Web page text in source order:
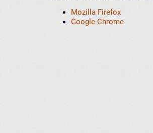
Mozilla Firefox
Google Chrome